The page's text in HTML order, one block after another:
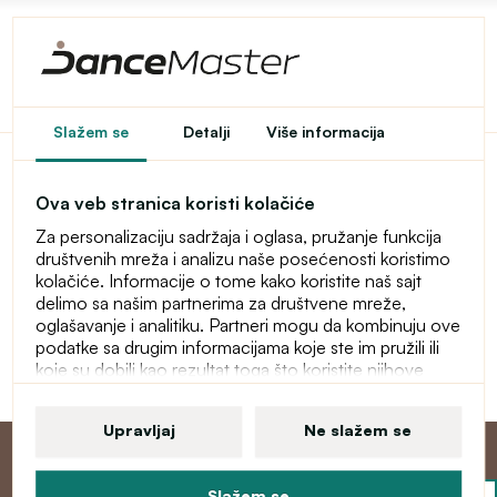
Slažem se Detalji Više informacija
Ova veb stranica koristi kolačiće
Za personalizaciju sadržaja i oglasa, pružanje funkcija
društvenih mreža i analizu naše posećenosti koristimo
kolačiće. Informacije o tome kako koristite naš sajt
delimo sa našim partnerima za društvene mreže,
oglašavanje i analitiku. Partneri mogu da kombinuju ove
podatke sa drugim informacijama koje ste im pružili ili
koje su dobili kao rezultat toga što koristite njihove
u našoj izjavi o zaštiti ličnih podataka.
Upravljaj Ne slažem se
Pristup u e-shop je
unesite lozinku.
Lozinka
Nastavi